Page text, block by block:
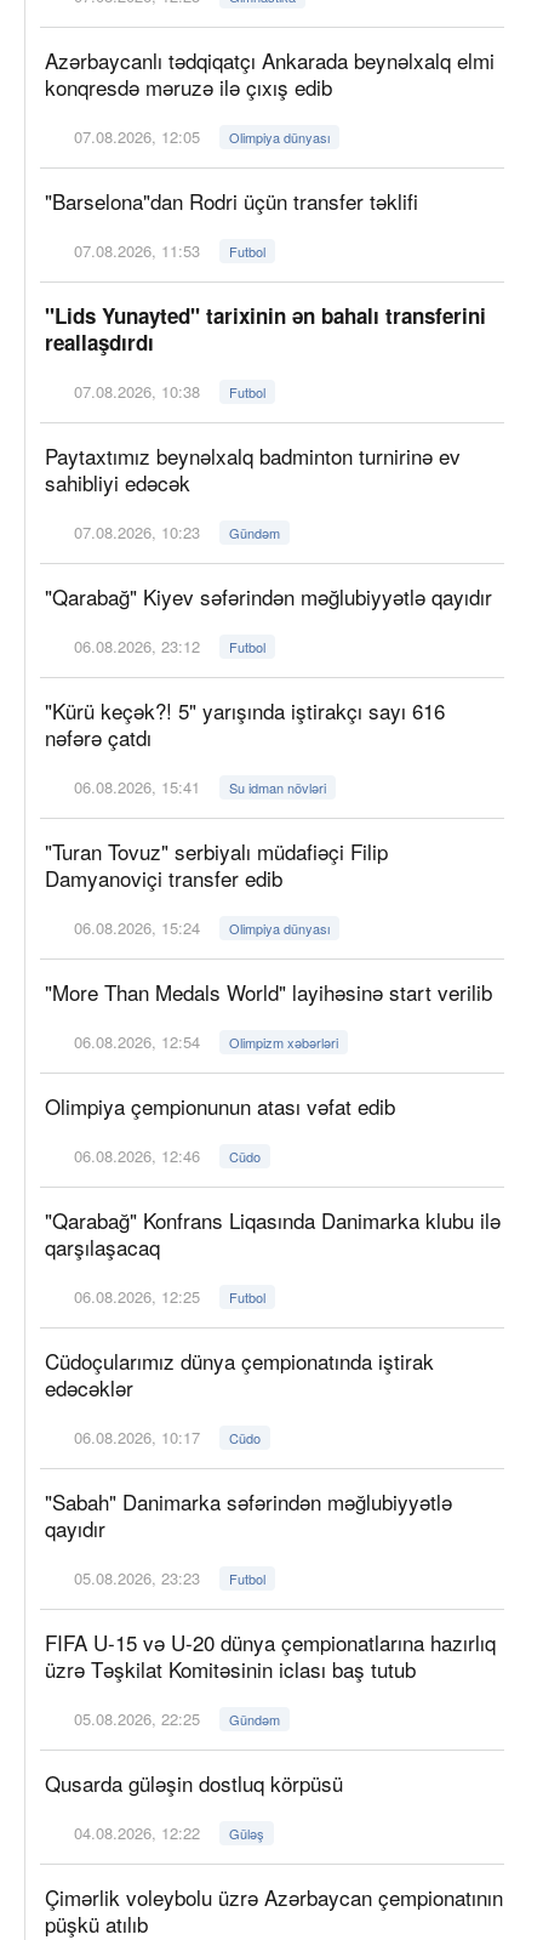
Azərbaycanlı tədqiqatçı Ankarada beynəlxalq elmi
konqresdə məruzə ilə çıxış edib
07.08.2026, 12:05 Olimpiya dünyası
"Barselona"dan Rodri üçün transfer təklifi
07.08.2026, 11:53 Futbol
"Lids Yunayted" tarixinin ən bahalı transferini
reallaşdırdı
07.08.2026, 10:38 Futbol
Paytaxtımız beynəlxalq badminton turnirinə ev
sahibliyi edəcək
07.08.2026, 10:23 Gündəm
"Qarabağ" Kiyev səfərindən məğlubiyyətlə qayıdır
06.08.2026, 23:12 Futbol
"Kürü keçək?! 5" yarışında iştirakçı sayı 616
nəfərə çatdı
06.08.2026, 15:41 Su idman növləri
"Turan Tovuz" serbiyalı müdafiəçi Filip
Damyanoviçi transfer edib
06.08.2026, 15:24 Olimpiya dünyası
"More Than Medals World" layihəsinə start verilib
06.08.2026, 12:54 Olimpizm xəbərləri
Olimpiya çempionunun atası vəfat edib
06.08.2026, 12:46 Cüdo
"Qarabağ" Konfrans Liqasında Danimarka klubu ilə
qarşılaşacaq
06.08.2026, 12:25 Futbol
Cüdoçularımız dünya çempionatında iştirak
edəcəklər
06.08.2026, 10:17 Cüdo
"Sabah" Danimarka səfərindən məğlubiyyətlə
qayıdır
05.08.2026, 23:23 Futbol
FIFA U-15 və U-20 dünya çempionatlarına hazırlıq
üzrə Təşkilat Komitəsinin iclası baş tutub
05.08.2026, 22:25 Gündəm
Qusarda güləşin dostluq körpüsü
04.08.2026, 12:22 Güləş
Çimərlik voleybolu üzrə Azərbaycan çempionatının
püşkü atılıb